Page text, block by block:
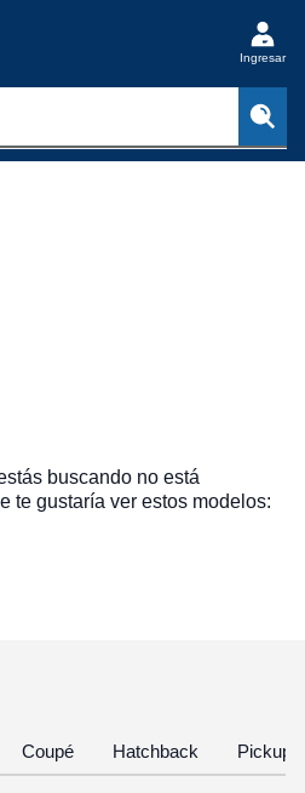
Ingresar
buscando no está
te gustaría ver estos modelos:
Coupé Hatchback Pickup